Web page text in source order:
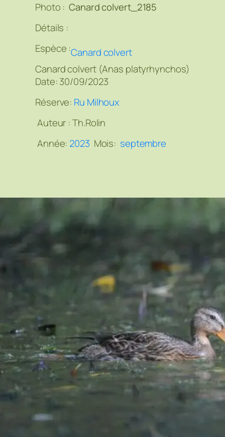
Photo :Canard colvert_2185
Détails :
Espèce :Canard colvert
Canard colvert (Anas platyrhynchos)
Date: 30/09/2023
Réserve: Ru Milhoux
Auteur :Th.Rolin
Année: 2023 Mois: septembre